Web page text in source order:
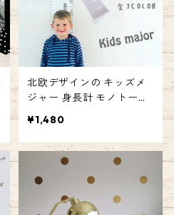
北欧デザインの キッズメ
ジャー 身長計 モノトーン
雑貨 子供 ベビー 撮影小物
出産祝い ギフト メジャー
プレゼント エミリースタ
¥1,480